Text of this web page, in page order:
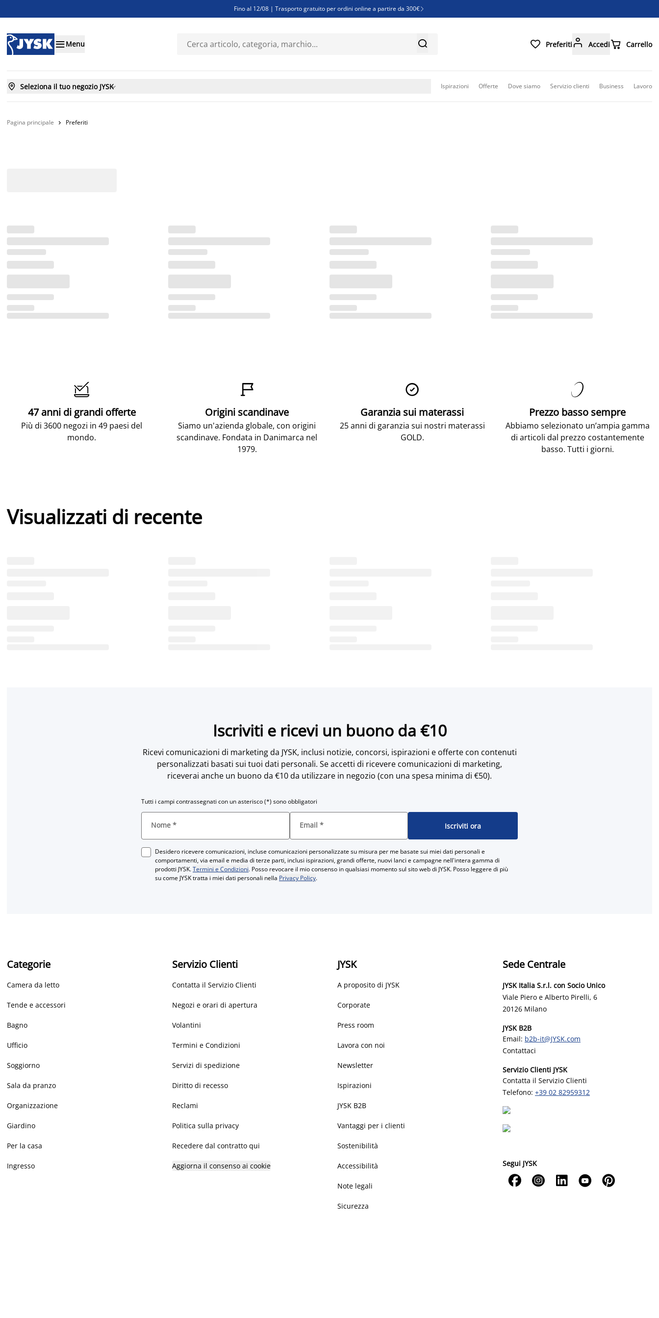
Fino al 12/08 | Trasporto gratuito per ordini online a partire da 300€ 
Finanziamenti - Scegli il piano di rimborso più adatto a te
Menu   Preferiti  Accedi Carrello
 Seleziona il tuo negozio JYSK Ispirazioni Offerte Dove siamo Servizio clienti Business Lavoro
Pagina principale  Preferiti

47 anni di grandi offerte
Più di 3600 negozi in 49 paesi del
mondo.

Origini scandinave
Siamo un'azienda globale, con origini
scandinave. Fondata in Danimarca nel
1979.

Garanzia sui materassi
25 anni di garanzia sui nostri materassi
GOLD.

Prezzo basso sempre
Abbiamo selezionato un’ampia gamma
di articoli dal prezzo costantemente
basso. Tutti i giorni.
Visualizzati di recente
Iscriviti e ricevi un buono da €10
Ricevi comunicazioni di marketing da JYSK, inclusi notizie, concorsi, ispirazioni e offerte con contenuti
personalizzati basati sui tuoi dati personali. Se accetti di ricevere comunicazioni di marketing,
riceverai anche un buono da €10 da utilizzare in negozio (con una spesa minima di €50).
Tutti i campi contrassegnati con un asterisco (*) sono obbligatori
Nome * Email * Iscriviti ora
Desidero ricevere comunicazioni, incluse comunicazioni personalizzate su misura per me basate sui miei dati personali e
comportamenti, via email e media di terze parti, inclusi ispirazioni, grandi offerte, nuovi lanci e campagne nell'intera gamma di
prodotti JYSK.Termini e Condizioni. Posso revocare il mio consenso in qualsiasi momento sul sito web di JYSK. Posso leggere di più
su come JYSK tratta i miei dati personali nella Privacy Policy.
Categorie
Camera da letto
Tende e accessori
Bagno
Ufficio
Soggiorno
Sala da pranzo
Organizzazione
Giardino
Per la casa
Ingresso
Servizio Clienti
Contatta il Servizio Clienti
Negozi e orari di apertura
Volantini
Termini e Condizioni
Servizi di spedizione
Diritto di recesso
Reclami
Politica sulla privacy
Recedere dal contratto qui
Aggiorna il consenso ai cookie
JYSK
A proposito di JYSK
Corporate
Press room
Lavora con noi
Newsletter
Ispirazioni
JYSK B2B
Vantaggi per i clienti
Sostenibilità
Accessibilità
Note legali
Sicurezza
Sede Centrale
JYSK Italia S.r.l. con Socio Unico
Viale Piero e Alberto Pirelli, 6
20126 Milano
JYSK B2B
Email: b2b-it@JYSK.com
Contattaci
Servizio Clienti JYSK
Contatta il Servizio Clienti
Telefono: +39 02 82959312
Segui JYSK
    